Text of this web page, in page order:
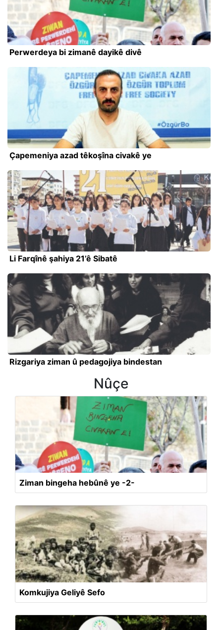
Perwerdeya bi zimanê dayikê divê
Çapemeniya azad têkoşîna civakê ye
Li Farqînê şahiya 21’ê Sibatê
Rizgariya ziman û pedagojiya bindestan
Nûçe
Ziman bingeha hebûnê ye -2-
Komkujiya Geliyê Sefo